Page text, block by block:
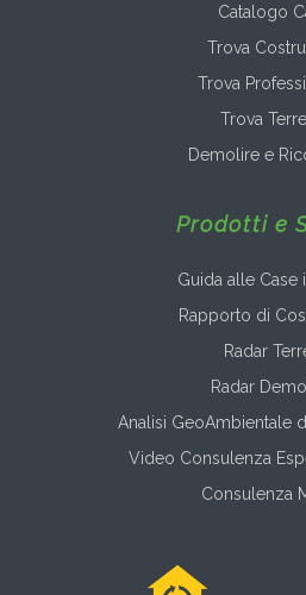
Catalogo
Trova
Trova
Trova
Demolire e
Prodotti e
Guida alle Case
Rapporto di
Radar
Radar
Analisi GeoAmbientale
Video Consulenza
Consulenza